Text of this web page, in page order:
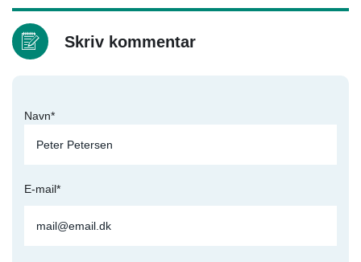
Skriv kommentar
Navn*
E-mail*